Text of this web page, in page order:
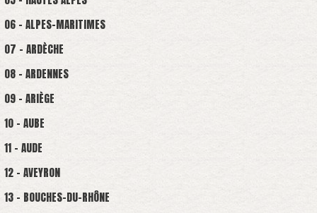
06 - ALPES-MARITIMES
07 - ARDÈCHE
08 - ARDENNES
09 - ARIÈGE
10 - AUBE
11 - AUDE
12 - AVEYRON
13 - BOUCHES-DU-RHÔNE